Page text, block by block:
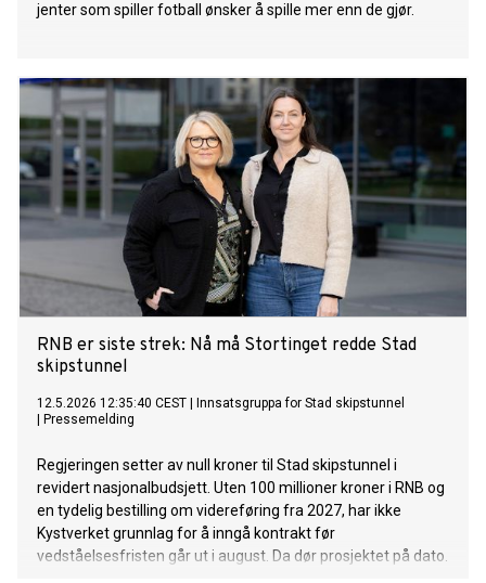
jenter som spiller fotball ønsker å spille mer enn de gjør.
RNB er siste strek: Nå må Stortinget redde Stad
skipstunnel
12.5.2026 12:35:40 CEST
Innsatsgruppa for Stad skipstunnel
Pressemelding
Regjeringen setter av null kroner til Stad skipstunnel i
revidert nasjonalbudsjett. Uten 100 millioner kroner i RNB og
en tydelig bestilling om videreføring fra 2027, har ikke
Kystverket grunnlag for å inngå kontrakt før
vedståelsesfristen går ut i august. Da dør prosjektet på dato.